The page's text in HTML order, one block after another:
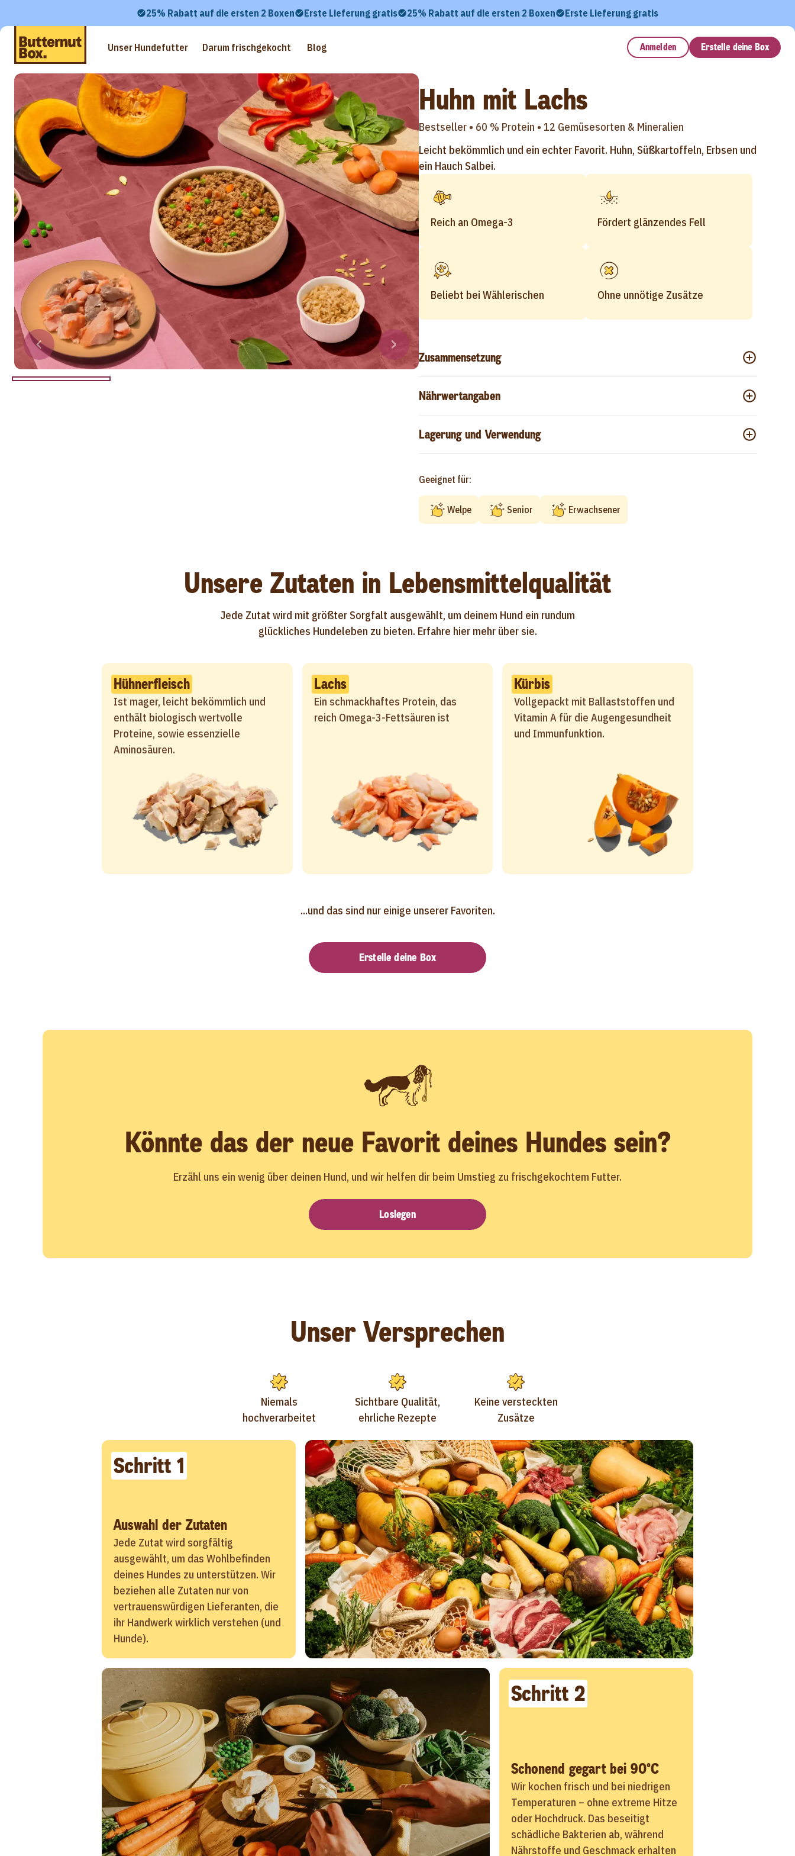
25% Rabatt auf die ersten 2 Boxen Erste Lieferung gratis 25% Rabatt auf die ersten 2 Boxen Erste Lieferung gratis
Unser Hundefutter Darum frischgekocht Blog Anmelden Erstelle deine Box
Huhn mit Lachs
Bestseller • 60 % Protein • 12 Gemüsesorten & Mineralien
Leicht bekömmlich und ein echter Favorit. Huhn, Süßkartoffeln, Erbsen und
ein Hauch Salbei.
Reich an Omega-3 Fördert glänzendes Fell
Beliebt bei Wählerischen Ohne unnötige Zusätze
Zusammensetzung
Nährwertangaben
Lagerung und Verwendung
Geeignet für:
Welpe Senior Erwachsener
Unsere Zutaten in Lebensmittelqualität
Jede Zutat wird mit größter Sorgfalt ausgewählt, um deinem Hund ein rundum
glückliches Hundeleben zu bieten. Erfahre hier mehr über sie.
Hühnerfleisch
Ist mager, leicht bekömmlich und
enthält biologisch wertvolle
Proteine, sowie essenzielle
Aminosäuren.
Lachs
Ein schmackhaftes Protein, das
reich Omega-3-Fettsäuren ist
Kürbis
Vollgepackt mit Ballaststoffen und
Vitamin A für die Augengesundheit
und Immunfunktion.
...und das sind nur einige unserer Favoriten.
Erstelle deine Box
Könnte das der neue Favorit deines Hundes sein?
Erzähl uns ein wenig über deinen Hund, und wir helfen dir beim Umstieg zu frischgekochtem Futter.
Loslegen
Unser Versprechen
Niemals
hochverarbeitet
Sichtbare Qualität,
ehrliche Rezepte
Keine versteckten
Zusätze
Schritt 1
Auswahl der Zutaten
Jede Zutat wird sorgfältig
ausgewählt, um das Wohlbefinden
deines Hundes zu unterstützen. Wir
beziehen alle Zutaten nur von
vertrauenswürdigen Lieferanten, die
ihr Handwerk wirklich verstehen (und
Hunde).
Schritt 2
Schonend gegart bei 90°C
Wir kochen frisch und bei niedrigen
Temperaturen – ohne extreme Hitze
oder Hochdruck. Das beseitigt
schädliche Bakterien ab, während
Nährstoffe und Geschmack erhalten